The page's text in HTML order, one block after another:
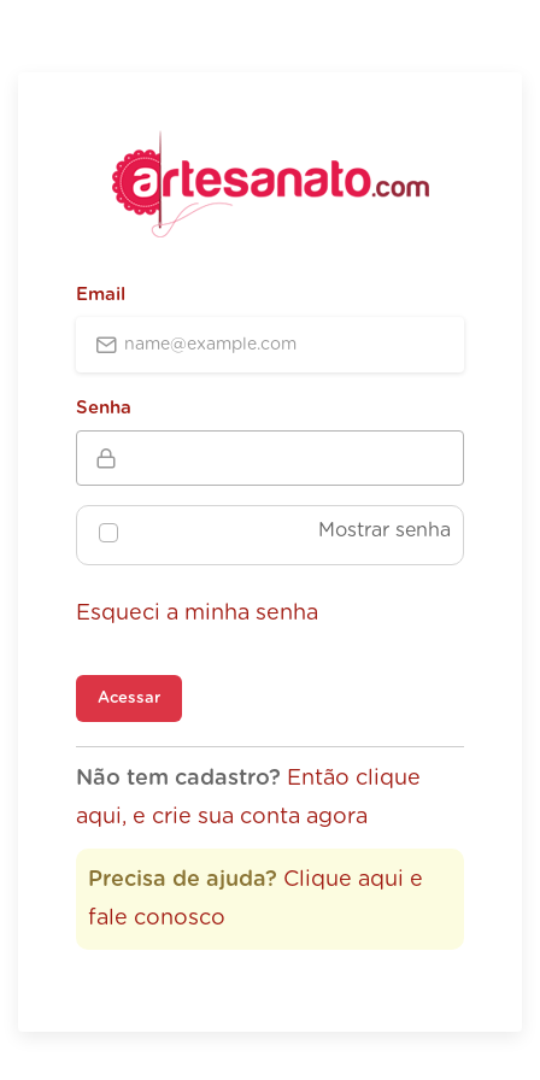
Email
Senha
Mostrar senha
Esqueci a minha senha
Acessar
Não tem cadastro? Então clique
aqui, e crie sua conta agora
Precisa de ajuda? Clique aqui e
fale conosco